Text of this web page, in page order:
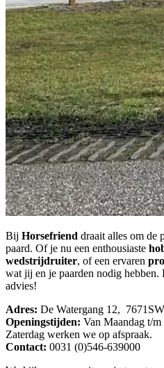
Bij Horsefriend draait alles om de
paard. Of je nu een enthousiaste
wedstrijdruiter, of een ervaren
wat jij en je paarden nodig
advies!
Adres: De Watergang 12,
Openingstijden: Van Maandag t/
Zaterdag werken we op afspraak.
Contact: 0031 (0)546-639000